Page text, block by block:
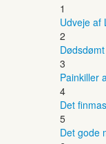
1
Udveje af
2
3
Painkiller
4
Det
5
Det gode